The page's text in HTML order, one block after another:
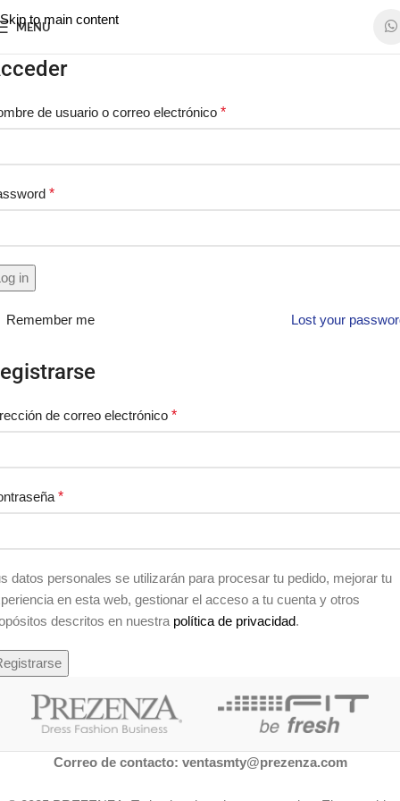
Skip to main content
MENU
de usuario o correo electrónico *
*
in
Lost your
Remember me
de correo electrónico *
*
datos personales se utilizarán para procesar tu pedido, mejorar tu
en esta web, gestionar el acceso a tu cuenta y otros
descritos en nuestra política de privacidad.
Correo de contacto: ventasmty@prezenza.com